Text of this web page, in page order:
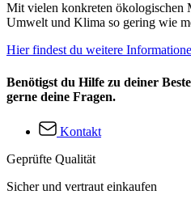
Mit vielen konkreten ökologischen
Umwelt und Klima so gering wie
Hier findest du weitere
Benötigst du Hilfe zu deiner
gerne deine Fragen.
Kontakt
Geprüfte Qualität
Sicher und vertraut einkaufen